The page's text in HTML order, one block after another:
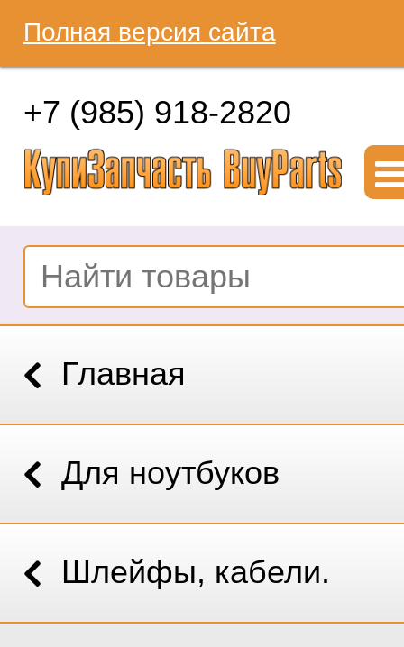
Полная версия сайта
+7 (985) 918-2820
Главная
Для ноутбуков
Шлейфы, кабели.